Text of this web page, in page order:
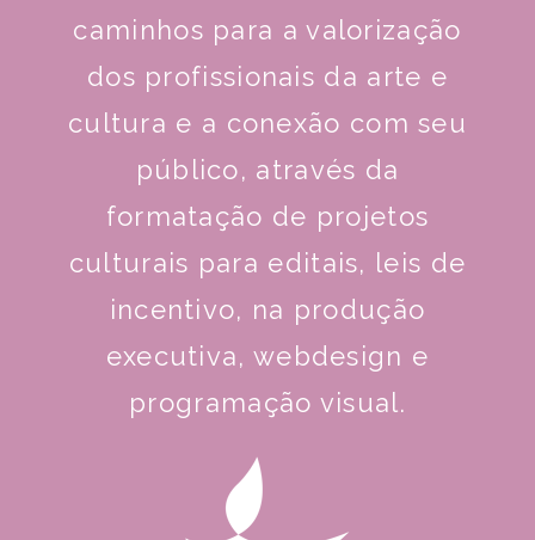
caminhos para a valorização
dos profissionais da arte e
cultura e a conexão com seu
público, através da
formatação de projetos
culturais para editais, leis de
incentivo, na produção
executiva, webdesign e
programação visual.